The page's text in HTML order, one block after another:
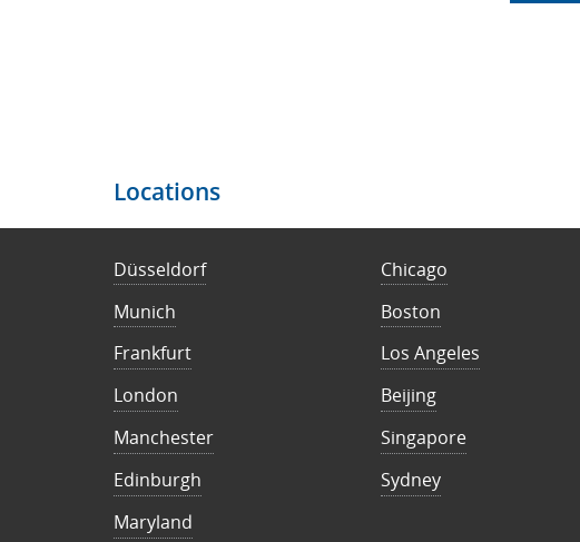
Locations
Düsseldorf
Munich
Frankfurt
London
Manchester
Edinburgh
Maryland
Chicago
Boston
Los Angeles
Beijing
Singapore
Sydney